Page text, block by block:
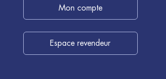
Mon compte
Espace revendeur